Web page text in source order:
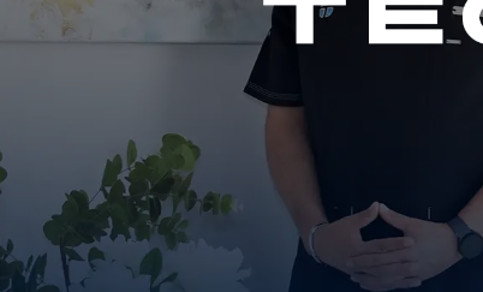
Servicios